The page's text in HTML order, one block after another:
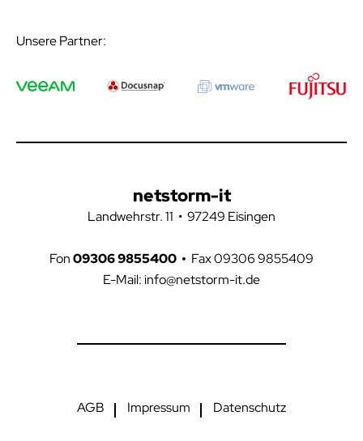
Unsere Partner:
netstorm-it
Landwehrstr. 11 • 97249 Eisingen
Fon09306 9855400 • Fax 09306 9855409
E-Mail:info@netstorm-it.de
AGB Impressum Datenschutz